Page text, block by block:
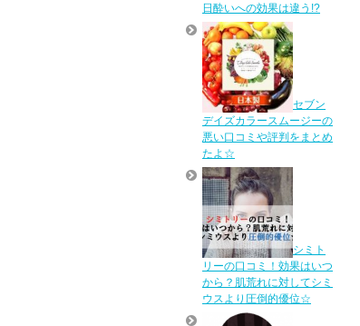
日酔いへの効果は違う!?
セブン
デイズカラースムージーの
悪い口コミや評判をまとめ
たよ☆
シミト
リーの口コミ！効果はいつ
から？肌荒れに対してシミ
ウスより圧倒的優位☆